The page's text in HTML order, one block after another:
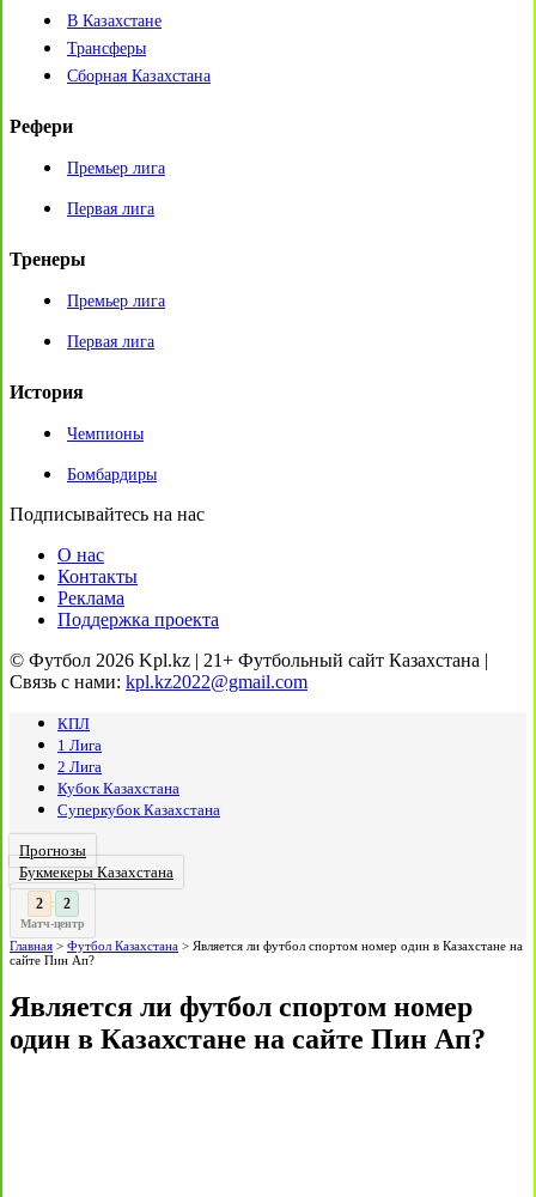
В Казахстане
Трансферы
Сборная Казахстана
Рефери
Премьер лига
Первая лига
Тренеры
Премьер лига
Первая лига
История
Чемпионы
Бомбардиры
Подписывайтесь на нас
О нас
Контакты
Реклама
Поддержка проекта
© Футбол 2026 Kpl.kz | 21+ Футбольный сайт Казахстана |
Связь с нами: kpl.kz2022@gmail.com
КПЛ
1 Лига
2 Лига
Кубок Казахстана
Суперкубок Казахстана
Прогнозы
Букмекеры Казахстана
3
:
Матч-центр
Главная > Футбол Казахстана > Является ли футбол спортом номер один в Казахстане на
сайте Пин Ап?
Является ли футбол спортом номер
один в Казахстане на сайте Пин Ап?